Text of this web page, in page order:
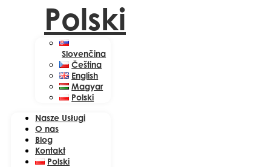
Polski
Slovenčina
Čeština
English
Magyar
Polski
Nasze Usługi
O nas
Blog
Kontakt
Polski